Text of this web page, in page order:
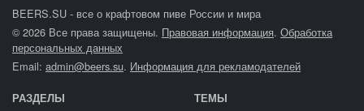
BEERS.SU - все о крафтовом пиве России и мира
© 2026 Все права защищены. Правовая информация. Обработка
персональных данных
Email: admin@beers.su. Информация для рекламодателей
РАЗДЕЛЫ ТЕМЫ